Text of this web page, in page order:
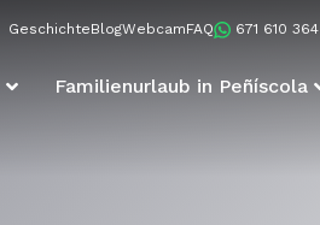
GeschichteBlogWebcamFAQ 671 610 364
Familienurlaub in Peñíscola